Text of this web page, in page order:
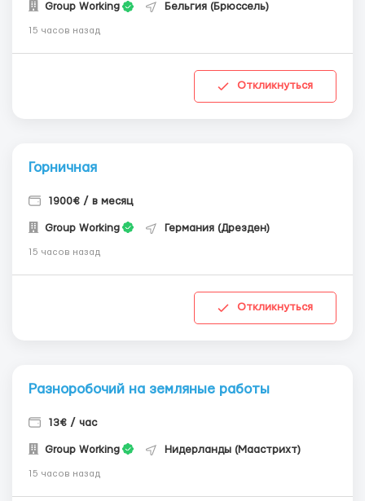
Group Working Бельгия (Брюссель)
15 часов назад
Откликнуться
Горничная
1900€ / в месяц
Group Working Германия (Дрезден)
15 часов назад
Откликнуться
Разноробочий на земляные работы
13€ / час
Group Working Нидерланды (Маастрихт)
15 часов назад